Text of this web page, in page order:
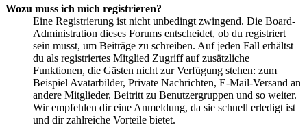
Wozu muss ich mich registrieren?
Eine Registrierung ist nicht unbedingt zwingend. Die Board-
Administration dieses Forums entscheidet, ob du registriert
sein musst, um Beiträge zu schreiben. Auf jeden Fall erhältst
du als registriertes Mitglied Zugriff auf zusätzliche
Funktionen, die Gästen nicht zur Verfügung stehen: zum
Beispiel Avatarbilder, Private Nachrichten, E-Mail-Versand an
andere Mitglieder, Beitritt zu Benutzergruppen und so weiter.
Wir empfehlen dir eine Anmeldung, da sie schnell erledigt ist
und dir zahlreiche Vorteile bietet.